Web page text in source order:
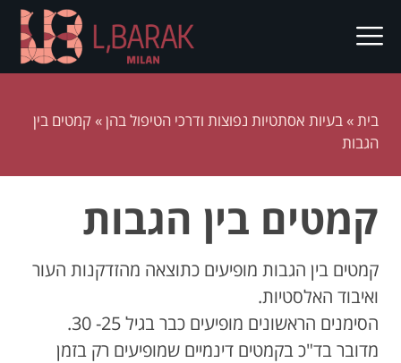
בית»בעיות אסתטיות נפוצות ודרכי הטיפול בהן»קמטים בין
הגבות
קמטים בין הגבות
קמטים בין הגבות מופיעים כתוצאה מהזדקנות העור
ואיבוד האלסטיות.
הסימנים הראשונים מופיעים כבר בגיל 25- 30.
מדובר בד"כ בקמטים דינמיים שמופיעים רק בזמן